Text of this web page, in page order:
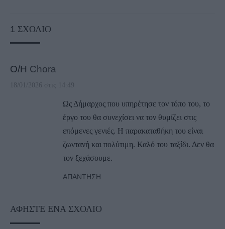
1 ΣΧΌΛΙΟ
Ο/Η Chora
18/01/2026 στις 14:49
Ως Δήμαρχος που υπηρέτησε τον τόπο του, το
έργο του θα συνεχίσει να τον θυμίζει στις
επόμενες γενιές. Η παρακαταθήκη του είναι
ζωντανή και πολύτιμη. Καλό του ταξίδι. Δεν θα
τον ξεχάσουμε.
ΑΠΆΝΤΗΣΗ
ΑΦΉΣΤΕ ΈΝΑ ΣΧΌΛΙΟ